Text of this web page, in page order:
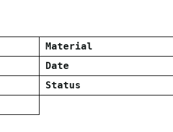
Material
Date
Status